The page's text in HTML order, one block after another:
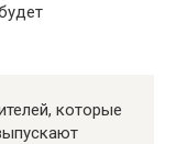
которые